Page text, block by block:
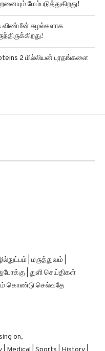
விண்மீன் சுழல்களாக
2 மில்லியன் புரதங்களை
| துளி செய்திகள்
கொண்டு செல்வதே
on,
Medical | Sports | History |